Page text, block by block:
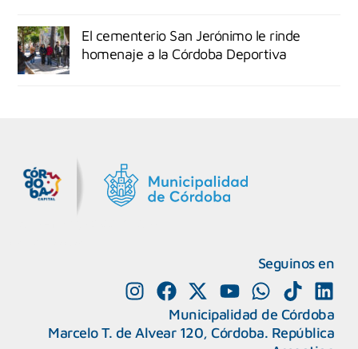
El cementerio San Jerónimo le rinde
homenaje a la Córdoba Deportiva
Seguinos en
Municipalidad de Córdoba
Marcelo T. de Alvear 120, Córdoba. República